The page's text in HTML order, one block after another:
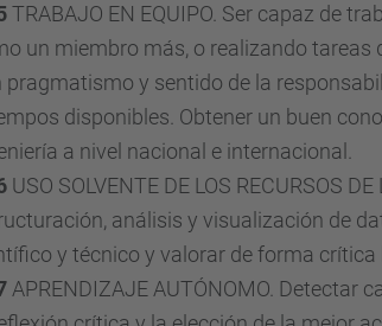
TRABAJO EN EQUIPO. Ser capaz de
un miembro más, o realizando
pragmatismo y sentido de la
disponibles. Obtener un buen
a nivel nacional e internacional.
USO SOLVENTE DE LOS RECURSOS
análisis y visualización de
y técnico y valorar de forma crítica
APRENDIZAJE AUTÓNOMO. Detectar